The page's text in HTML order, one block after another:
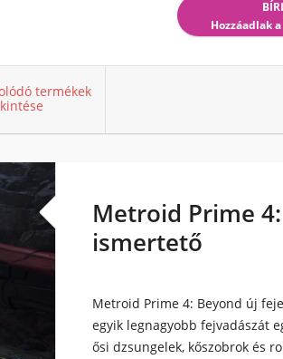
Hozzáadlak
termékek
Metroid Prime
ismertető
Metroid Prime 4: Beyond új
egyik legnagyobb fejvadászát
ősi dzsungelek, kőszobrok és